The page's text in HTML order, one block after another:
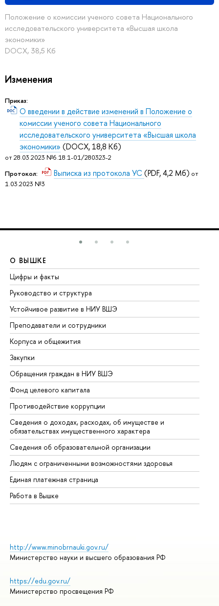
Положение о комиссии ученого совета Национального
исследовательского университета «Высшая школа
экономики»
DOCX, 38,5 Кб
Изменения
Приказ:
О введении в действие изменений в Положение о
комиссии ученого совета Национального
исследовательского университета «Высшая школа
экономики» (DOCX, 18,8 Кб)
от 28.03.2023 №6.18.1-01/280323-2
Протокол:
Выписка из протокола УС(PDF, 4,2 Мб) от
1.03.2023 №3
О ВЫШКЕ
Цифры и факты
Руководство и структура
Устойчивое развитие в НИУ ВШЭ
Преподаватели и сотрудники
Корпуса и общежития
Закупки
Обращения граждан в НИУ ВШЭ
Фонд целевого капитала
Противодействие коррупции
Сведения о доходах, расходах, об имуществе и
обязательствах имущественного характера
Сведения об образовательной организации
Людям с ограниченными возможностями здоровья
Единая платежная страница
Работа в Вышке
http://www.minobrnauki.gov.ru/
Министерство науки и высшего образования РФ
https://edu.gov.ru/
Министерство просвещения РФ